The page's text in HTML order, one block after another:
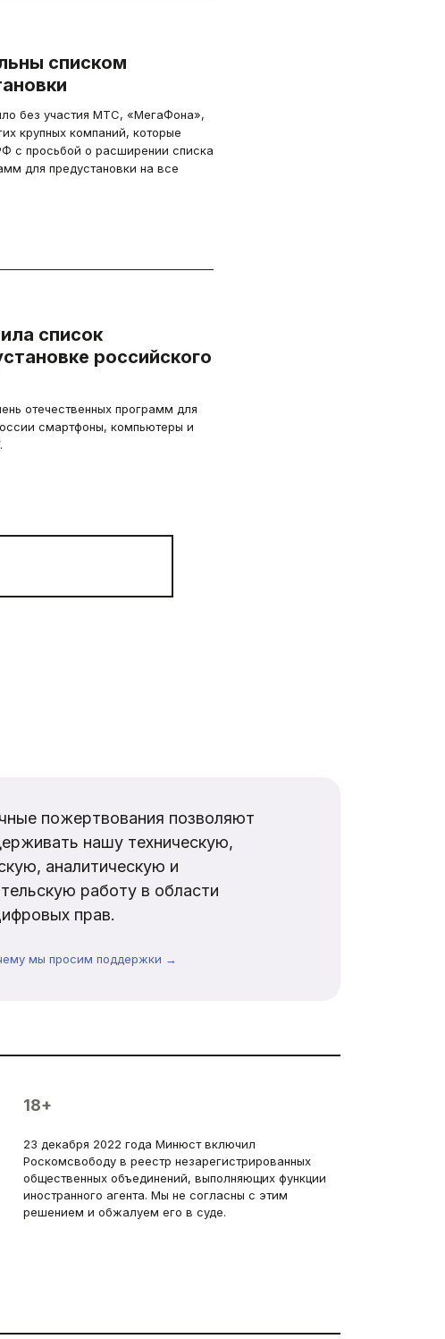
списком
без участия МТС, «МегаФона»,
крупных компаний, которые
с просьбой о расширении списка
для предустановки на все
список
российского
отечественных программ для
смартфоны, компьютеры и
пожертвования позволяют
нашу техническую,
аналитическую и
работу в области
прав.
мы просим поддержки →
18+
23 декабря 2022 года Минюст включил
Роскомсвободу в реестр незарегистрированных
общественных объединений, выполняющих функции
иностранного агента. Мы не согласны с этим
решением и обжалуем его в суде.